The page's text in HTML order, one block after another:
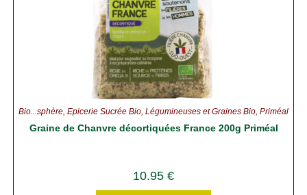
Bio...sphère, Épicerie Sucrée Bio, Légumineuses et Graines Bio, Priméal
Graine de Chanvre décortiquées France 200g Priméal
10.95 €